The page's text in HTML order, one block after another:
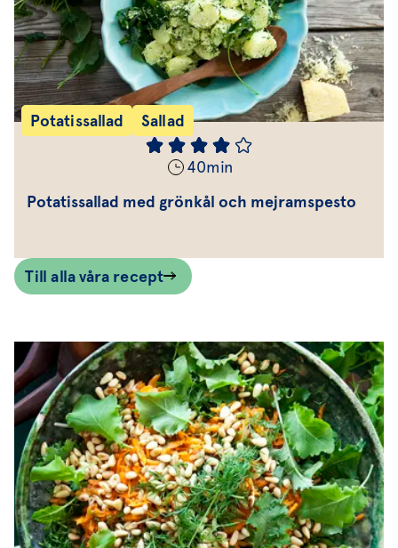
Potatissallad Sallad
40min
Potatissallad med grönkål och mejramspesto
Till alla våra recept